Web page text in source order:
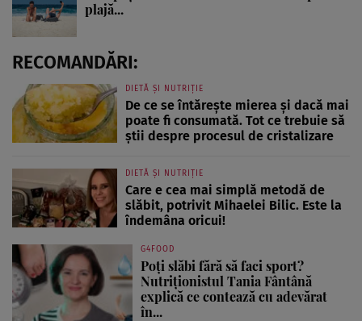
plajă...
RECOMANDĂRI:
DIETĂ ȘI NUTRIȚIE
De ce se întărește mierea și dacă mai
poate fi consumată. Tot ce trebuie să
știi despre procesul de cristalizare
DIETĂ ȘI NUTRIȚIE
Care e cea mai simplă metodă de
slăbit, potrivit Mihaelei Bilic. Este la
îndemâna oricui!
G4FOOD
Poți slăbi fără să faci sport?
Nutriționistul Tania Fântână
explică ce contează cu adevărat
în...